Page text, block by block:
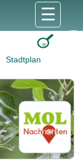
Stadtplan
☰